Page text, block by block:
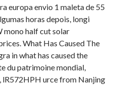
europa envio 1 maleta de 55
horas depois, longi
mono half cut solar
What Has Caused The
in what has caused the
du patrimoine mondial,
lR572HPH urce from Nanjing